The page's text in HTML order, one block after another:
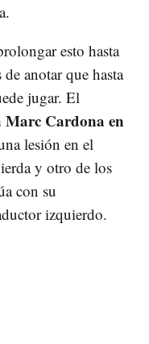
esto hasta
anotar que hasta
jugar. El
Marc Cardona en
lesión en el
y otro de los
con su
izquierdo.